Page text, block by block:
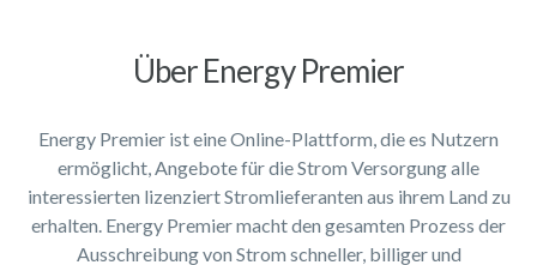
Über Energy Premier
Energy Premier ist eine Online-Plattform, die es Nutzern
ermöglicht, Angebote für die Strom Versorgung alle
interessierten lizenziert Stromlieferanten aus ihrem Land zu
erhalten. Energy Premier macht den gesamten Prozess der
Ausschreibung von Strom schneller, billiger und